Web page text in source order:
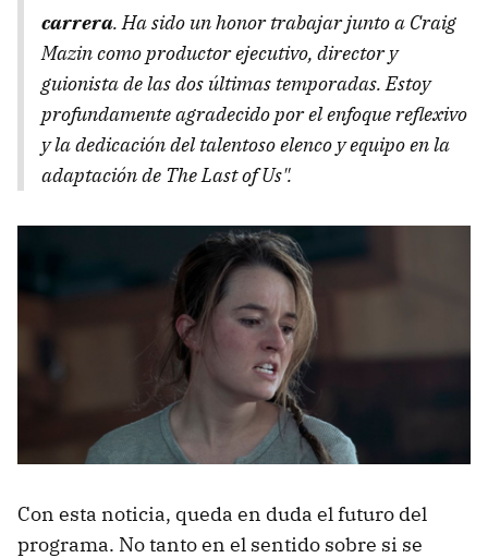
carrera. Ha sido un honor trabajar junto a Craig
Mazin como productor ejecutivo, director y
guionista de las dos últimas temporadas. Estoy
profundamente agradecido por el enfoque reflexivo
y la dedicación del talentoso elenco y equipo en la
adaptación de The Last of Us".
Con esta noticia, queda en duda el futuro del
programa. No tanto en el sentido sobre si se